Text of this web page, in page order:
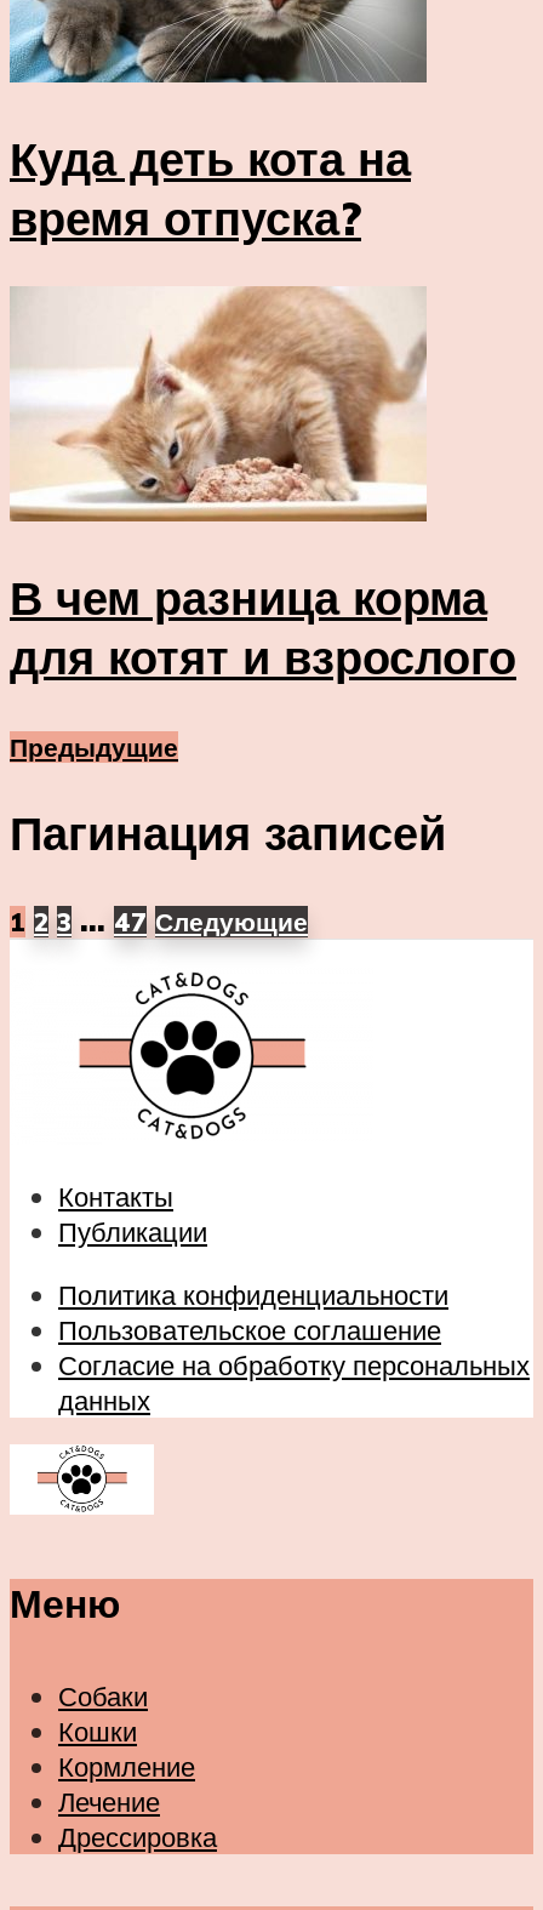
Куда деть кота на
время отпуска?
В чем разница корма
для котят и взрослого
Предыдущие
Пагинация записей
1 2 3 … 47 Следующие
Контакты
Публикации
Политика конфиденциальности
Пользовательское соглашение
Согласие на обработку персональных
данных
Меню
Собаки
Кошки
Кормление
Лечение
Дрессировка